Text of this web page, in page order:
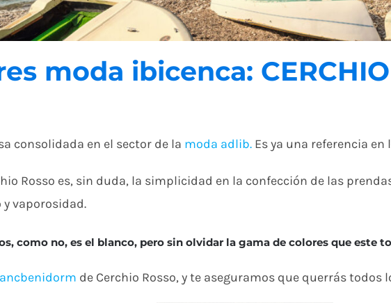
moda ibicenca:
consolidada en el sector de la moda adlib. Es ya una referencia
Rosso es, sin duda, la simplicidad en la confección de las
vaporosidad.
como no, es el blanco, pero sin olvidar la gama de colores que este
de Cerchio Rosso, y te aseguramos que querrás todos